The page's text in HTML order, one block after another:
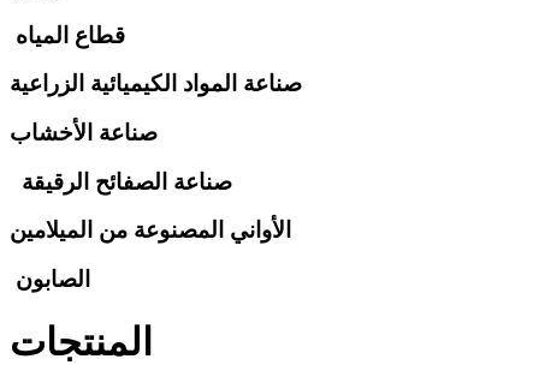
قطاع المياه
صناعة المواد الكيميائية الزراعية
صناعة الأخشاب
صناعة الصفائح الرقيقة
الأواني المصنوعة من الميلامين
الصابون
المنتجات